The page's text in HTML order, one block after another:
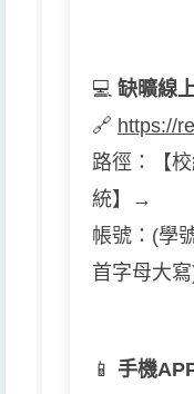
💻 缺曠線
🔗 https://
路徑：【
統】→
帳號：(學
首字母大
📱 手機